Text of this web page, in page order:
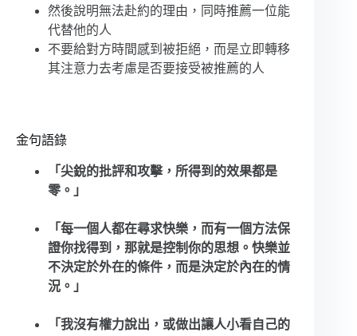
然後說明無法赴約的理由，同時推薦一位能
代替他的人
不要給對方時間感到被拒絕，而是立即轉移
其注意力去考慮是否要接受被推薦的人
金句語錄
「尖銳的批評和攻擊，所得到的效果都是
零。」
「每一個人都在尋求快樂，而有一個方法保
證你找得到，那就是控制你的思想。快樂並
不決定於外在的條件，而是決定於內在的情
況。」
「我沒有權力說出，或做出讓人小看自己的